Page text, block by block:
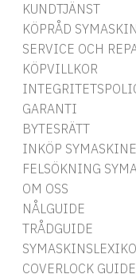
KUNDTJÄNST
KÖPRÅD
SERVICE OCH
KÖPVILLKOR
GARANTI
BYTESRÄTT
INKÖP
FELSÖKNING
OM OSS
NÅLGUIDE
TRÅDGUIDE
COVERLOCK GUIDE